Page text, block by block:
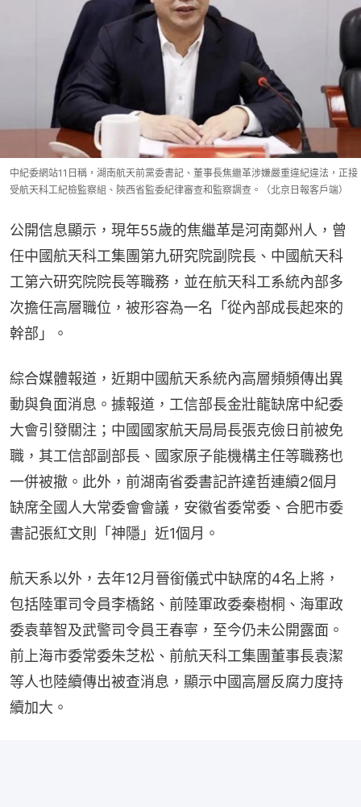
中紀委網站11日稱，湖南航天前黨委書記、董事長焦繼革涉嫌嚴重違紀違法，正接
受航天科工紀檢監察組、陝西省監委紀律審查和監察調查。（北京日報客戶端）
公開信息顯示，現年55歲的焦繼革是河南鄭州人，曾
任中國航天科工集團第九研究院副院長、中國航天科
工第六研究院院長等職務，並在航天科工系統內部多
次擔任高層職位，被形容為一名「從內部成長起來的
幹部」。
綜合媒體報道，近期中國航天系統內高層頻頻傳出異
動與負面消息。據報道，工信部長金壯龍缺席中紀委
大會引發關注；中國國家航天局局長張克儉日前被免
職，其工信部副部長、國家原子能機構主任等職務也
一併被撤。此外，前湖南省委書記許達哲連續2個月
缺席全國人大常委會會議，安徽省委常委、合肥市委
書記張紅文則「神隱」近1個月。
航天系以外，去年12月晉銜儀式中缺席的4名上將，
包括陸軍司令員李橋銘、前陸軍政委秦樹桐、海軍政
委袁華智及武警司令員王春寧，至今仍未公開露面。
前上海市委常委朱芝松、前航天科工集團董事長袁潔
等人也陸續傳出被查消息，顯示中國高層反腐力度持
續加大。